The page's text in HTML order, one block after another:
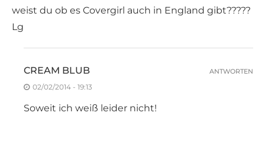
weist du ob es Covergirl auch in England gibt?????
Lg
CREAM BLUB
02/02/2014 - 19:13
Soweit ich weiß leider nicht!
ANTWORTEN